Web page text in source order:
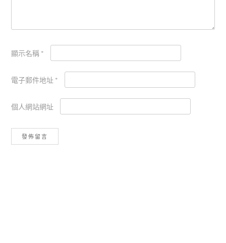
顯示名稱 *
電子郵件地址 *
個人網站網址